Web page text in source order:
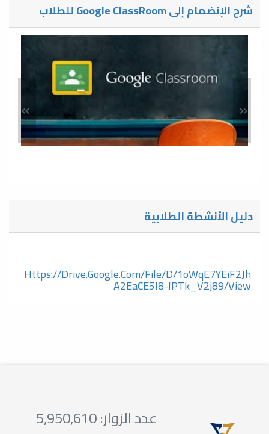
شرح الإنضمام إلى Google ClassRoom للطلاب
» «
دليل الأنشطة الطلابية
Https://drive.google.com/file/d/1oWqE7YEiF2Jh
A2EaCE5I8-JPTk_V2j89/view
عدد الزوار: 5,950,610